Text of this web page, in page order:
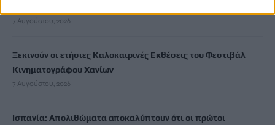
7 Αυγούστου, 2026
Ξεκινούν οι ετήσιες Καλοκαιρινές Εκθέσεις του Φεστιβάλ
Κινηματογράφου Χανίων
7 Αυγούστου, 2026
Ισπανία: Απολιθώματα αποκαλύπτουν ότι οι πρώτοι